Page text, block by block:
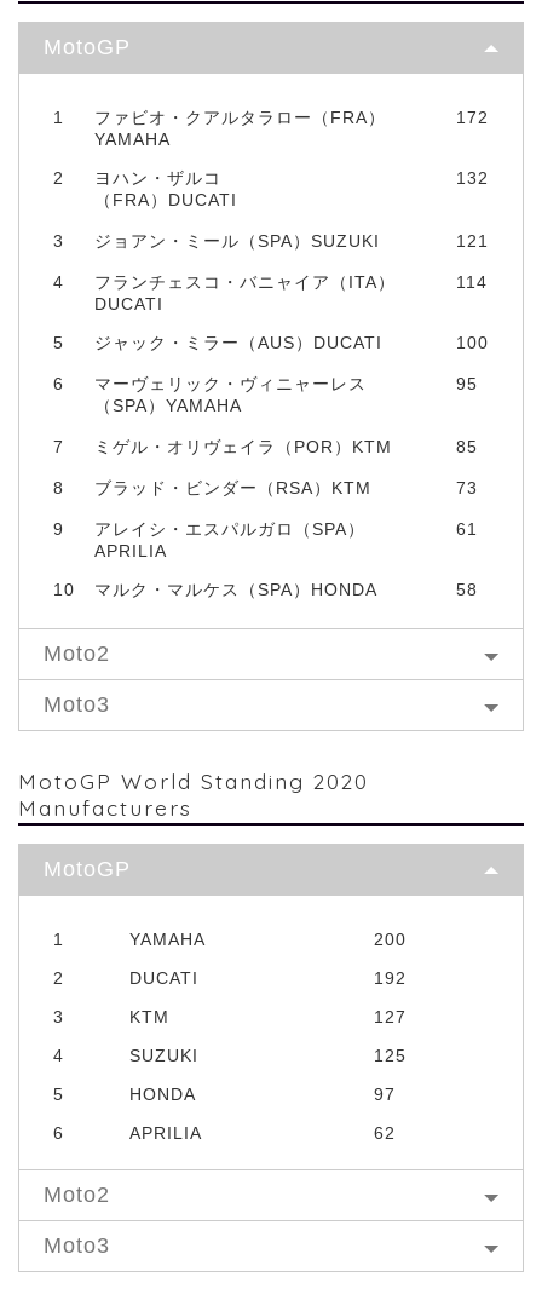
MotoGP
1
ファビオ・クアルタラロー（FRA）
YAMAHA
172
2
ヨハン・ザルコ
（FRA）DUCATI
132
3 ジョアン・ミール（SPA）SUZUKI 121
4
フランチェスコ・バニャイア（ITA）
DUCATI
114
5 ジャック・ミラー（AUS）DUCATI 100
6
マーヴェリック・ヴィニャーレス
（SPA）YAMAHA
95
7 ミゲル・オリヴェイラ（POR）KTM 85
8 ブラッド・ビンダー（RSA）KTM 73
9
アレイシ・エスパルガロ（SPA）
APRILIA
61
10 マルク・マルケス（SPA）HONDA 58
Moto2
Moto3
MotoGP World Standing 2020
Manufacturers
MotoGP
1 YAMAHA
200
2
DUCATI
192
3
KTM
127
4
SUZUKI
125
5
HONDA
97
6
APRILIA 62
Moto2
Moto3